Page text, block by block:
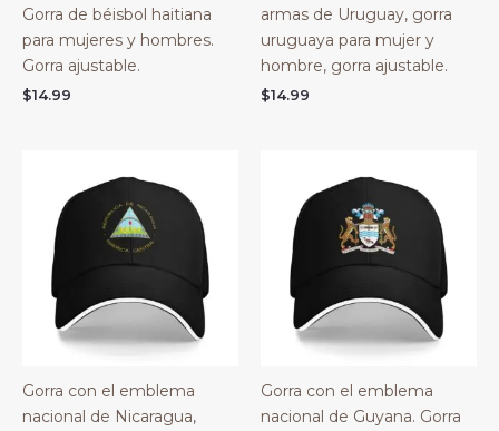
Gorra de béisbol haitiana
para mujeres y hombres.
Gorra ajustable.
$14.99
armas de Uruguay, gorra
uruguaya para mujer y
hombre, gorra ajustable.
$14.99
Gorra con el emblema
nacional de Nicaragua,
Gorra con el emblema
nacional de Guyana. Gorra